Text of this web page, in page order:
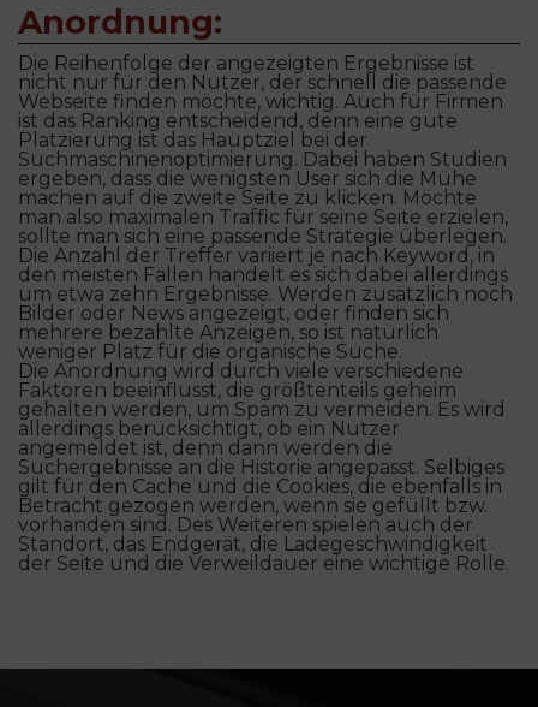
Anordnung:
Die Reihenfolge der angezeigten Ergebnisse ist
nicht nur für den Nutzer, der schnell die passende
Webseite finden möchte, wichtig. Auch für Firmen
ist das Ranking entscheidend, denn eine gute
Platzierung ist das Hauptziel bei der
Suchmaschinenoptimierung. Dabei haben Studien
ergeben, dass die wenigsten User sich die Mühe
machen auf die zweite Seite zu klicken. Möchte
man also maximalen Traffic für seine Seite erzielen,
sollte man sich eine passende Strategie überlegen.
Die Anzahl der Treffer variiert je nach Keyword, in
den meisten Fällen handelt es sich dabei allerdings
um etwa zehn Ergebnisse. Werden zusätzlich noch
Bilder oder News angezeigt, oder finden sich
mehrere bezahlte Anzeigen, so ist natürlich
weniger Platz für die organische Suche.
Die Anordnung wird durch viele verschiedene
Faktoren beeinflusst, die größtenteils geheim
gehalten werden, um Spam zu vermeiden. Es wird
allerdings berücksichtigt, ob ein Nutzer
angemeldet ist, denn dann werden die
Suchergebnisse an die Historie angepasst. Selbiges
gilt für den Cache und die Cookies, die ebenfalls in
Betracht gezogen werden, wenn sie gefüllt bzw.
vorhanden sind. Des Weiteren spielen auch der
Standort, das Endgerät, die Ladegeschwindigkeit
der Seite und die Verweildauer eine wichtige Rolle.